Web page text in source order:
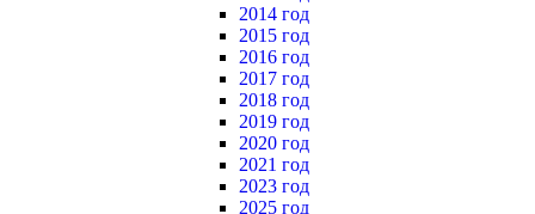
2014 год
2015 год
2016 год
2017 год
2018 год
2019 год
2020 год
2021 год
2023 год
2025 год